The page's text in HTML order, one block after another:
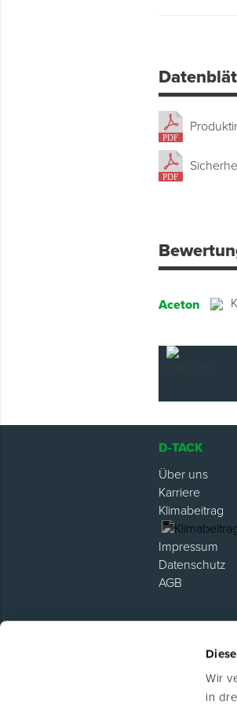
Wir
in
Aceton
D-TACK
Über uns
Karriere
Klimabeitrag
Impressum
Datenschutz
AGB